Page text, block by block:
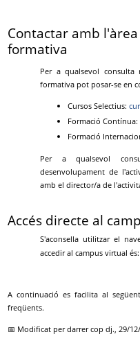
Contactar amb
formativa
Per a qualsevol consulta
formativa pot posar-se en
Cursos Selectius:
Formació Contínua:
Formació
Per a qualsevol
desenvolupament de
amb el director/a de
Accés directe al
S'aconsella utilitzar el
accedir al campus virtual és:
A continuació es facilita al
freqüents.
📅 Modificat per darrer cop dj., 29/